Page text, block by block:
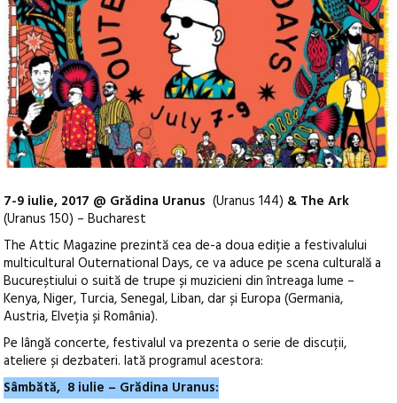
7-9 iulie, 2017 @ Grădina Uranus (Uranus 144) & The Ark
(Uranus 150) – Bucharest
The Attic Magazine prezintă cea de-a doua ediție a festivalului
multicultural Outernational Days, ce va aduce pe scena culturală a
Bucureștiului o suită de trupe și muzicieni din întreaga lume –
Kenya, Niger, Turcia, Senegal, Liban, dar și Europa (Germania,
Austria, Elveția și România).
Pe lângă concerte, festivalul va prezenta o serie de discuții,
ateliere și dezbateri. Iată programul acestora:
Sâmbătă, 8 iulie – Grădina Uranus: